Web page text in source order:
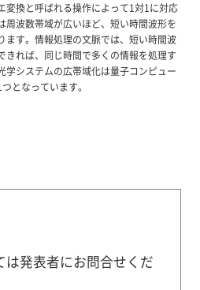
変換と呼ばれる操作によって1対1に対応
周波数帯域が広いほど、短い時間波形を
ます。情報処理の文脈では、短い時間波
きれば、同じ時間で多くの情報を処理す
学システムの広帯域化は量子コンピュー
となっています。
は発表者にお問合せくだ